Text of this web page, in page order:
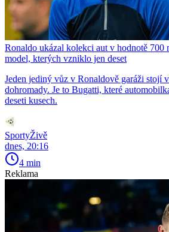
Ronaldo ukázal kolekci aut v hodnotě 700
model, kterých vzniklo jen deset
Jeden jediný vůz v Ronaldově garáži stojí
dohromady. Je to Bugatti, které
deseti kusech.
SportyŽivě
dnes, 20:16
4 min
Reklama